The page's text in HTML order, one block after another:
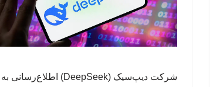
شرکت دیپ‌سیک (DeepSeek) اطلاع‌رسانی به